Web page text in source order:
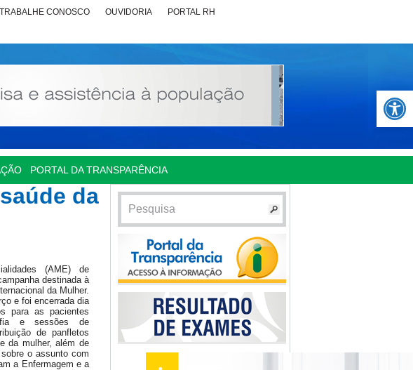
Abrir
TRABALHE CONOSCO OUVIDORIA PORTAL RH
PORTAL DA TRANSPARÊNCIA
da
(AME) de
destinada à
da Mulher.
e foi encerrada dia
para as pacientes
e sessões de
de panfletos
da mulher, além de
o assunto com
a Enfermagem e a